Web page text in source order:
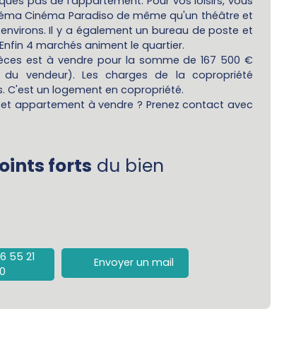
Cinéma Paradiso de même qu'un théâtre et
Il y a également un bureau de poste et
4 marchés animent le quartier.
est à vendre pour la somme de 167 500 €
vendeur). Les charges de la copropriété
C'est un logement en copropriété.
appartement à vendre ? Prenez contact avec
forts du bien
55 21
Envoyer un mail